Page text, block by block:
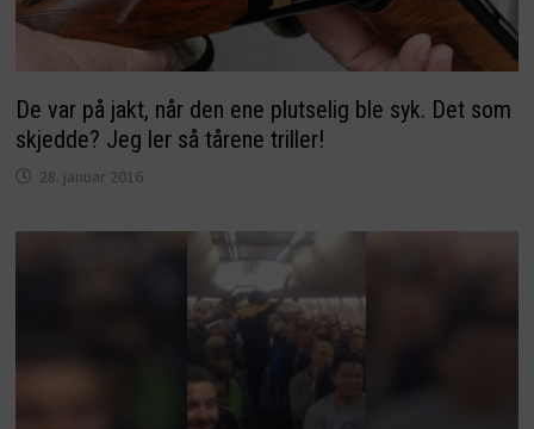
De var på jakt, når den ene plutselig ble syk. Det som
skjedde? Jeg ler så tårene triller!
28. januar 2016